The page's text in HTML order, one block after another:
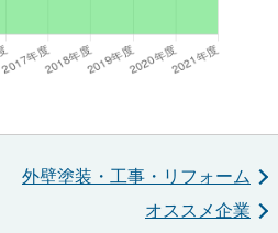
外壁塗装・工事・リフォーム
オススメ企業